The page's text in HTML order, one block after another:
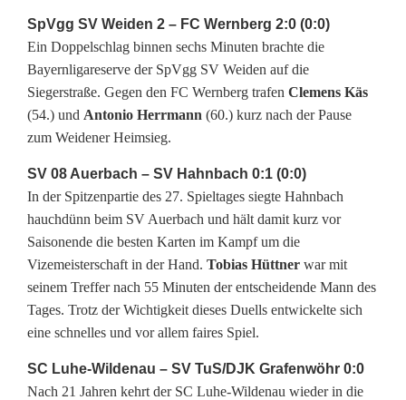
i
r
k
s
l
i
g
a
N
r
SpVgg SV Weiden 2 – FC Wernberg 2:0 (0:0)
Ein Doppelschlag binnen sechs Minuten brachte die
Bayernligareserve der SpVgg SV Weiden auf die
Siegerstraße. Gegen den FC Wernberg trafen Clemens Käs
(54.) und Antonio Herrmann (60.) kurz nach der Pause
zum Weidener Heimsieg.
SV 08 Auerbach – SV Hahnbach 0:1 (0:0)
In der Spitzenpartie des 27. Spieltages siegte Hahnbach
hauchdünn beim SV Auerbach und hält damit kurz vor
Saisonende die besten Karten im Kampf um die
Vizemeisterschaft in der Hand. Tobias Hüttner war mit
seinem Treffer nach 55 Minuten der entscheidende Mann des
Tages. Trotz der Wichtigkeit dieses Duells entwickelte sich
eine schnelles und vor allem faires Spiel.
SC Luhe-Wildenau – SV TuS/DJK Grafenwöhr 0:0
Nach 21 Jahren kehrt der SC Luhe-Wildenau wieder in die